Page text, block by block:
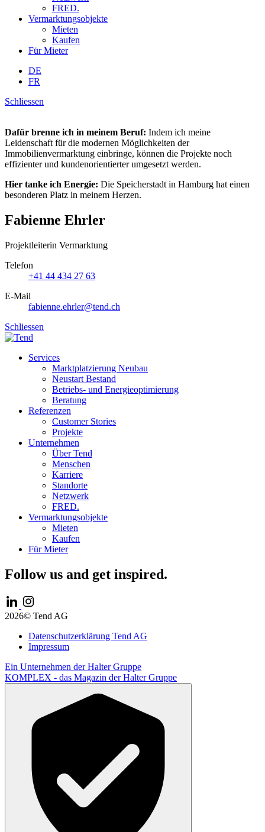
FRED.
Vermarktungsobjekte
Mieten
Kaufen
Für Mieter
DE
FR
Schliessen
Dafür brenne ich in meinem Beruf: Indem ich meine
Leidenschaft für die modernen Möglichkeiten der
Immobilienvermarktung einbringe, können die Projekte noch
effizienter und kundenorientierter umgesetzt werden.
Hier tanke ich Energie: Die Speicherstadt in Hamburg hat einen
besonderen Platz in meinem Herzen.
Fabienne Ehrler
Projektleiterin Vermarktung
Telefon
+41 44 434 27 63
E-Mail
fabienne.ehrler@tend.ch
Schliessen
Services
Marktplatzierung Neubau
Neustart Bestand
Betriebs- und Energieoptimierung
Beratung
Referenzen
Customer Stories
Projekte
Unternehmen
Über Tend
Menschen
Karriere
Standorte
Netzwerk
FRED.
Vermarktungsobjekte
Mieten
Kaufen
Für Mieter
Follow us and get inspired.
2026© Tend AG
Datenschutzerklärung Tend AG
Impressum
Ein Unternehmen derHalter Gruppe
KOMPLEX - das Magazin der Halter Gruppe